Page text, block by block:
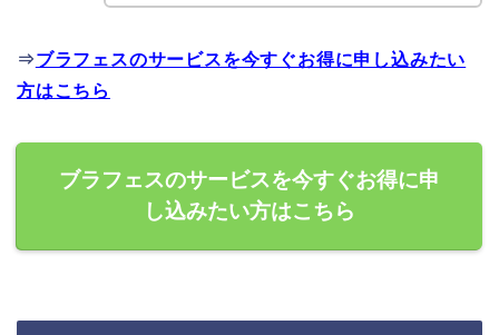
⇒ブラフェスのサービスを今すぐお得に申し込みたい
方はこちら
ブラフェスのサービスを今すぐお得に申
し込みたい方はこちら